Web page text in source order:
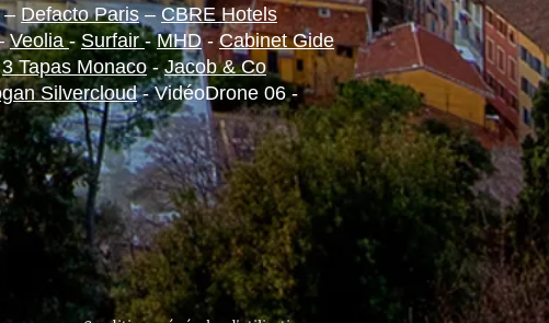
– Defacto Paris– CBRE Hotels
Veolia- Surfair-MHD-Cabinet Gide
3 Tapas Monaco-Jacob & Co
Silvercloud- VidéoDrone 06 -